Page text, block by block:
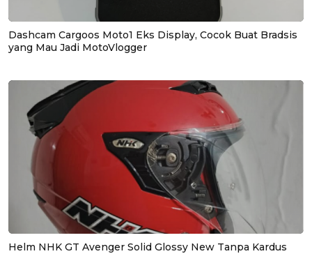
Dashcam Cargoos Moto1 Eks Display, Cocok Buat Bradsis
yang Mau Jadi MotoVlogger
Helm NHK GT Avenger Solid Glossy New Tanpa Kardus